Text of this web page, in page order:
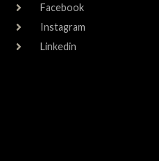
Facebook
Instagram
Linkedin